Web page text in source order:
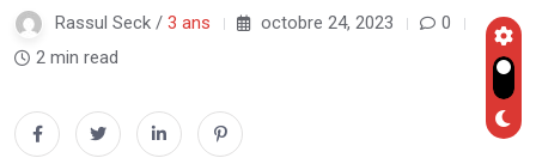
Rassul Seck / 3 ans octobre 24, 2023
0
2 min read